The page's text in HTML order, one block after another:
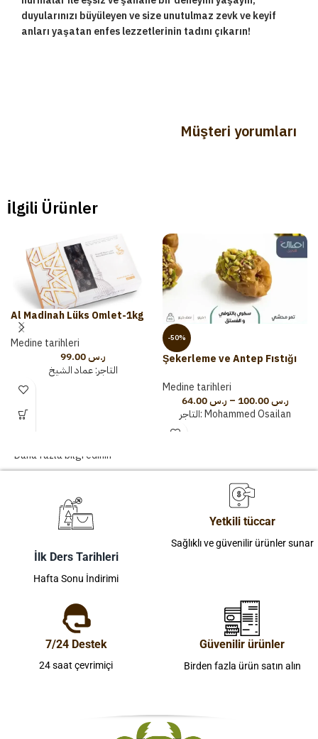
duyularınızı büyüleyen ve size unutulmaz zevk ve keyif
anları yaşatan enfes lezzetlerinin tadını çıkarın!
Müşteri yorumları
İlgili Ürünler
Al Madinah Lüks Omlet-1kg
Medine tarihleri
ر.س
التاجر:عماد الشيخ
-50%
Şekerleme ve Antep Fıstığı
Medine tarihleri
ر.س64.00 – ر.س100.00
التاجر:Mohammed Osailan
Daha fazla bilgi edinin
İlk Ders Tarihleri
Hafta Sonu İndirimi
Yetkili tüccar
Sağlıklı ve güvenilir ürünler sunar
7/24 Destek
24 saat çevrimiçi
Güvenilir ürünler
Birden fazla ürün satın alın